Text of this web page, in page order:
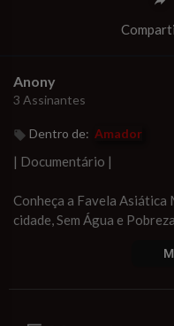
Anony
3 Assinantes
Dentro de: Amador
| Documentário |
Conheça a Favela Asiática
cidade, Sem Água e
mportantes sobre a vida